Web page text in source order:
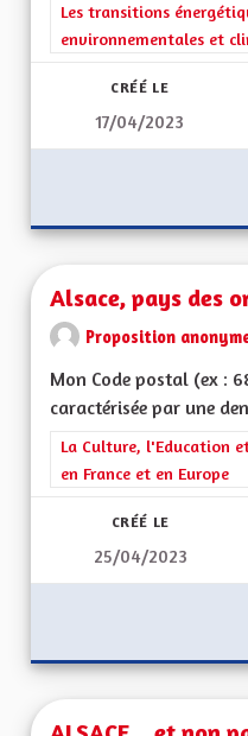
Filtrer les résultats de
Les transitions
environnementales et
CRÉÉ LE
17/04/2023
Alsace, pays des
Proposition
Mon Code postal (ex :
caractérisée par une
Filtrer les résultats de la
La Culture, l'Education
en France et en Europe
CRÉÉ LE
25/04/2023